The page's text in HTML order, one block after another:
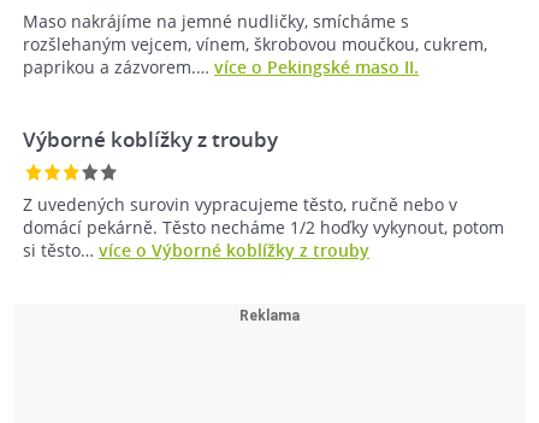
Maso nakrájíme na jemné nudličky, smícháme s
rozšlehaným vejcem, vínem, škrobovou moučkou, cukrem,
paprikou a zázvorem.… více o Pekingské maso II.
Výborné koblížky z trouby
Z uvedených surovin vypracujeme těsto, ručně nebo v
domácí pekárně. Těsto necháme 1/2 hoďky vykynout, potom
si těsto… více o Výborné koblížky z trouby